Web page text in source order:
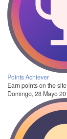
Points Achiever
Earn points on the site.
Domingo, 28 Mayo